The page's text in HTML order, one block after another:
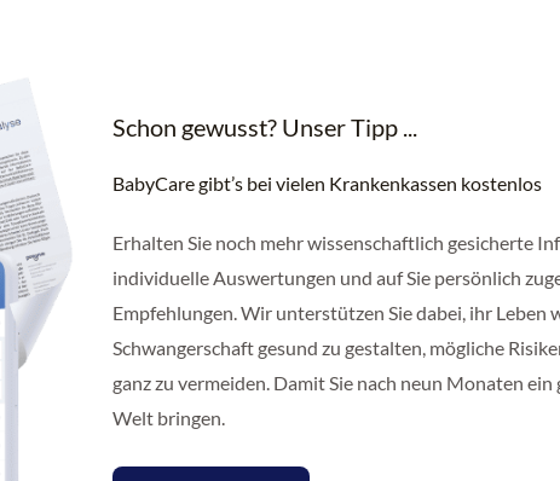
Schon gewusst? Unser Tipp ...
BabyCare gibt’s bei vielen Krankenkassen kostenlos
Erhalten Sie noch mehr wissenschaftlich gesicherte
individuelle Auswertungen und auf Sie persönlich
Empfehlungen. Wir unterstützen Sie dabei, ihr Leben
Schwangerschaft gesund zu gestalten, mögliche
ganz zu vermeiden. Damit Sie nach neun Monaten ein
Welt bringen.